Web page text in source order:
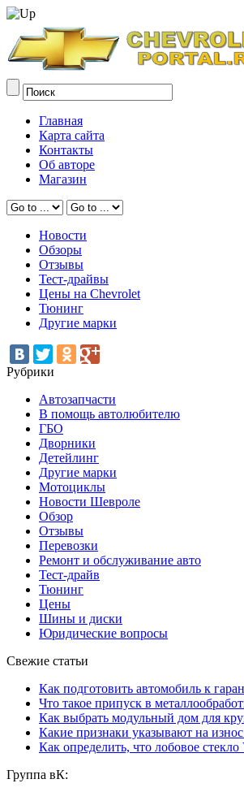
Главная
Карта сайта
Контакты
Об авторе
Магазин
Новости
Обзоры
Отзывы
Тест-драйвы
Цены на Chevrolet
Тюнинг
Другие марки
Рубрики
Автозапчасти
В помощь автолюбителю
ГБО
Дворники
Детейлинг
Другие марки
Мотоциклы
Новости Шевроле
Обзор
Отзывы
Перевозки
Ремонт и обслуживание авто
Тест-драйв
Тюнинг
Цены
Шины и диски
Юридические вопросы
Свежие статьи
Как подготовить автомобиль к
Что такое припуск в
Как выбрать модульный дом для
Какие признаки указывают на
Как определить, что лобовое
Группа вК: